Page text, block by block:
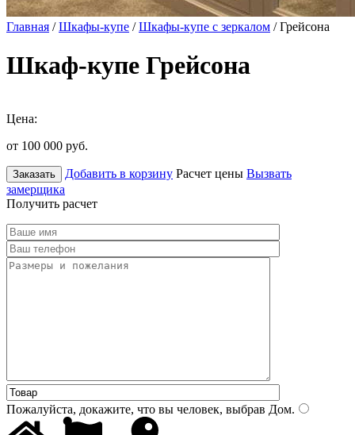
Главная /Шкафы-купе /Шкафы-купе с зеркалом / Грейсона
Шкаф-купе Грейсона
Цена:
от 100 000 руб.
Заказать Добавить в корзину Расчет цены Вызвать
замерщика
Получить расчет
Пожалуйста, докажите, что вы человек, выбрав Дом.